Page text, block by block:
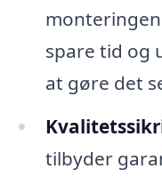
spare tid og
at gøre det
tilbyder